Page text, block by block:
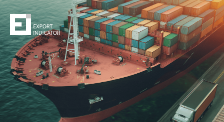
Zamów raport
Decydując się na zakup raportu, kupujesz z jednej
stronybezpieczeństwo
z drugiej zwiększasz swoje
szanse na sukces.